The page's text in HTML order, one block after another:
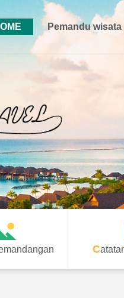
Pemandu wisata